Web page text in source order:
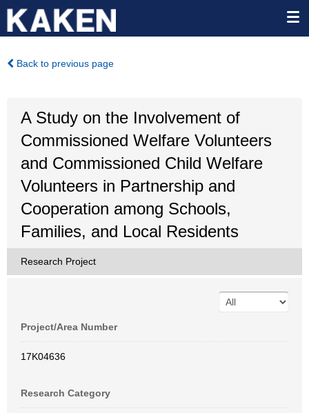
Back to previous page
A Study on the Involvement of
Commissioned Welfare Volunteers
and Commissioned Child Welfare
Volunteers in Partnership and
Cooperation among Schools,
Families, and Local Residents
Research Project
Project/Area Number
17K04636
Research Category